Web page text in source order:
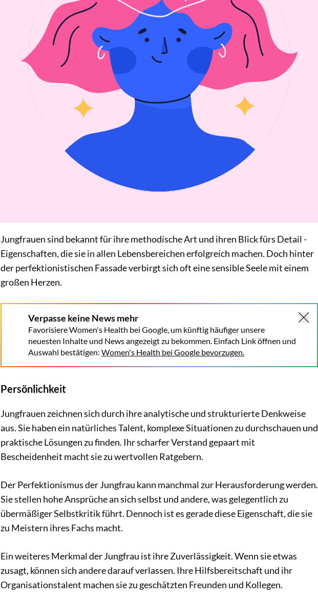
Jungfrauen sind bekannt für ihre methodische Art und ihren Blick fürs Detail -
Eigenschaften, die sie in allen Lebensbereichen erfolgreich machen. Doch hinter
der perfektionistischen Fassade verbirgt sich oft eine sensible Seele mit einem
großen Herzen.
Verpasse keine News mehr
Favorisiere Women's Health bei Google, um künftig häufiger unsere
neuesten Inhalte und News angezeigt zu bekommen. Einfach Link öffnen und
Auswahl bestätigen: Women's Health bei Google bevorzugen.
Persönlichkeit
Jungfrauen zeichnen sich durch ihre analytische und strukturierte Denkweise
aus. Sie haben ein natürliches Talent, komplexe Situationen zu durchschauen und
praktische Lösungen zu finden. Ihr scharfer Verstand gepaart mit
Bescheidenheit macht sie zu wertvollen Ratgebern.
Der Perfektionismus der Jungfrau kann manchmal zur Herausforderung werden.
Sie stellen hohe Ansprüche an sich selbst und andere, was gelegentlich zu
übermäßiger Selbstkritik führt. Dennoch ist es gerade diese Eigenschaft, die sie
zu Meistern ihres Fachs macht.
Ein weiteres Merkmal der Jungfrau ist ihre Zuverlässigkeit. Wenn sie etwas
zusagt, können sich andere darauf verlassen. Ihre Hilfsbereitschaft und ihr
Organisationstalent machen sie zu geschätzten Freunden und Kollegen.